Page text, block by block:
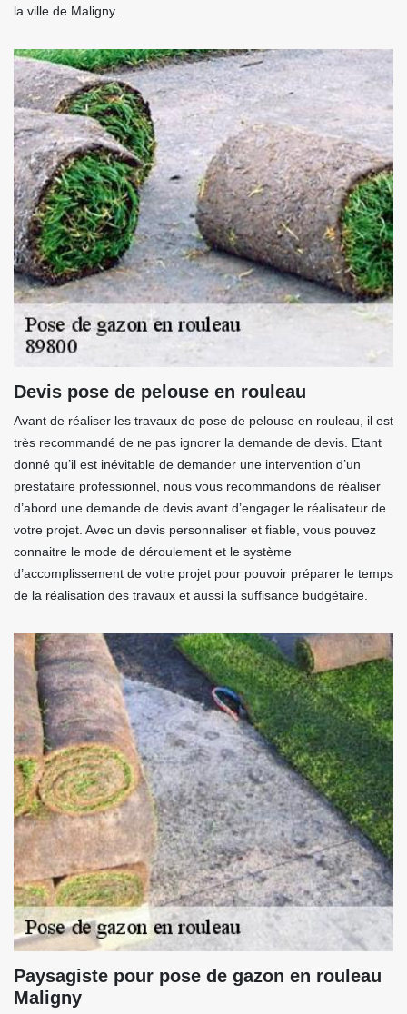
la ville de Maligny.
Devis pose de pelouse en rouleau
Avant de réaliser les travaux de pose de pelouse en rouleau, il est
très recommandé de ne pas ignorer la demande de devis. Etant
donné qu’il est inévitable de demander une intervention d’un
prestataire professionnel, nous vous recommandons de réaliser
d’abord une demande de devis avant d’engager le réalisateur de
votre projet. Avec un devis personnaliser et fiable, vous pouvez
connaitre le mode de déroulement et le système
d’accomplissement de votre projet pour pouvoir préparer le temps
de la réalisation des travaux et aussi la suffisance budgétaire.
Paysagiste pour pose de gazon en rouleau
Maligny